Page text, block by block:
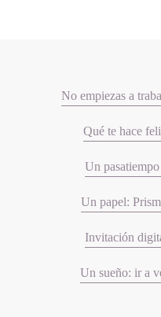
No empiezas a
Qué te hace
Un
Un papel:
Invitación
Un sueño: ir a